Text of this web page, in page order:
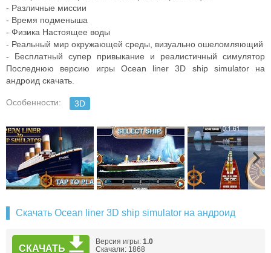
- Различные миссии
- Время подменыша
- Физика Настоящее воды
- Реальный мир окружающей среды, визуально ошеломляющий
- Бесплатный супер привыкание и реалистичный симулятор
Последнюю версию игры Ocean liner 3D ship simulator на
андроид скачать.
Особенности: 3D
Скачать Ocean liner 3D ship simulator на андроид
СКАЧАТЬ
Версия игры: 1.0
Скачали: 1868